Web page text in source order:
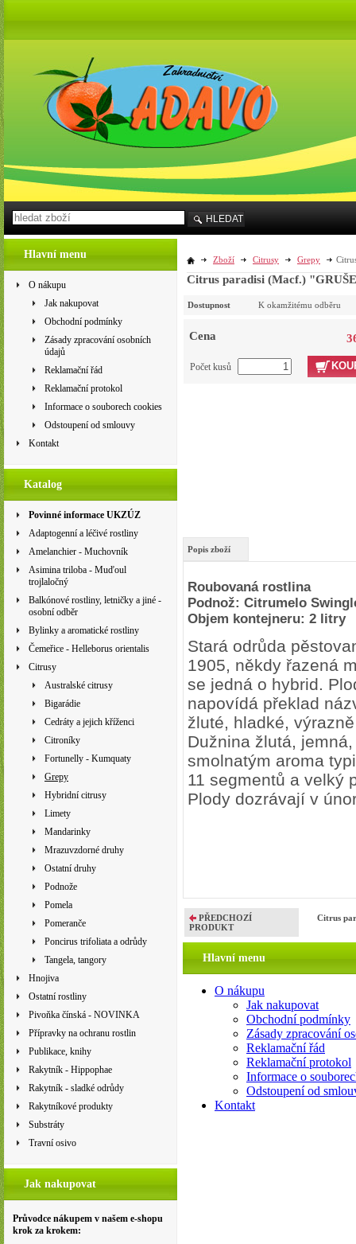
Hlavní menu
O nákupu
Jak nakupovat
Obchodní podmínky
Zásady zpracování osobních
údajů
Reklamační řád
Reklamační protokol
Informace o souborech cookies
Odstoupení od smlouvy
Kontakt
Katalog
Povinné informace UKZÚZ
Adaptogenní a léčivé rostliny
Amelanchier - Muchovník
Asimina triloba - Muďoul
trojlaločný
Balkónové rostliny, letničky a jiné -
osobní odběr
Bylinky a aromatické rostliny
Čemeřice - Helleborus orientalis
Citrusy
Australské citrusy
Bigarádie
Cedráty a jejich kříženci
Citroníky
Fortunelly - Kumquaty
Grepy
Hybridní citrusy
Limety
Mandarinky
Mrazuvzdorné druhy
Ostatní druhy
Podnože
Pomela
Pomeranče
Poncirus trifoliata a odrůdy
Tangela, tangory
Hnojiva
Ostatní rostliny
Pivoňka čínská - NOVINKA
Přípravky na ochranu rostlin
Publikace, knihy
Rakytník - Hippophae
Rakytník - sladké odrůdy
Rakytníkové produkty
Substráty
Travní osivo
Jak nakupovat
Průvodce nákupem v našem e-shopu
krok za krokem:
Zboží Citrusy Grepy
Citrus paradisi (Macf.)
Dostupnost K okamžitému odběru
Cena
Počet kusů
Popis zboží
Roubovaná rostlina
Podnož: Citrumelo
Objem kontejneru: 2 litry
Stará odrůda
1905, někdy řazená
se jedná o hybrid.
napovídá překlad
žluté, hladké,
Dužnina žlutá,
smolnatým aroma
11 segmentů a velký
Plody dozrávají v
PŘEDCHOZÍ
PRODUKT
Citrus
Hlavní menu
O nákupu
Jak nakupovat
Obchodní podmínky
Zásady zpracování
Reklamační řád
Reklamační protokol
Informace o
Odstoupení od
Kontakt
HLEDAT